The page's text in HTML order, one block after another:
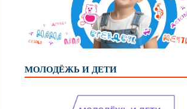
МОЛОДЁЖЬ И ДЕТИ